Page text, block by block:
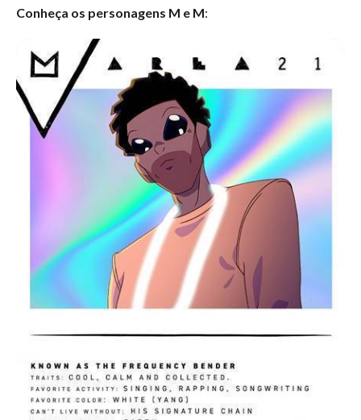
Conheça os personagens M e M: